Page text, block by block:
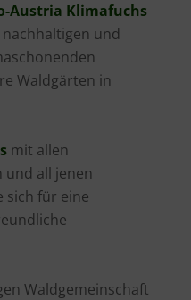
Austria Klimafuchs
und
Waldgärten in
mit allen
und all jenen
sich für eine
Waldgemeinschaft